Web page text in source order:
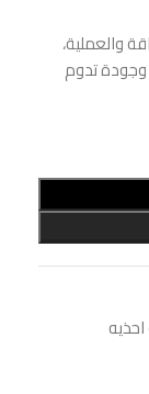
والعملية،
تدوم